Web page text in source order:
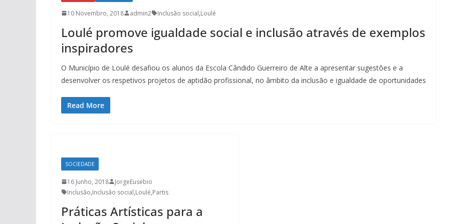
10 Novembro, 2018 admin2 Inclusão social,Loulé
Loulé promove igualdade social e inclusão através de exemplos
inspiradores
O Município de Loulé desafiou os alunos da Escola Cândido Guerreiro de Alte a apresentar sugestões e a
desenvolver os respetivos projetos de aptidão profissional, no âmbito da inclusão e igualdade de oportunidades
Read More
SOCIEDADE
16 Junho, 2018
JorgeEusebio
Inclusão,Inclusão social,Loulé,Partis
Práticas Artísticas para a